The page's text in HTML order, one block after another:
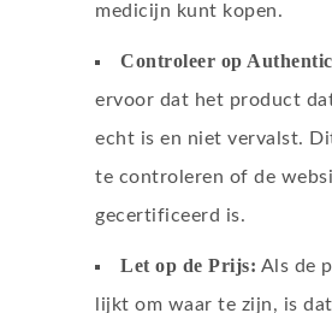
medicijn kunt kopen.
Controleer op
ervoor dat het product
echt is en niet vervalst.
te controleren of de
gecertificeerd is.
Let op de Prijs: Als de
lijkt om waar te zijn, is